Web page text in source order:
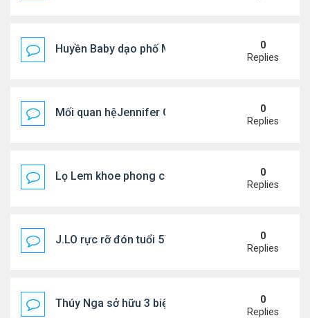
Huyền Baby dạo phố Mỹ
0
Replies
Mối quan hệJennifer Garner và mẹ chồng cũ
0
Replies
Lọ Lem khoe phong cách ở New York
0
Replies
J.LO rực rỡ đón tuổi 57 trên đất Âu
0
Replies
Thúy Nga sở hữu 3 biệt thự triệu USD ở Mỹ
0
Replies